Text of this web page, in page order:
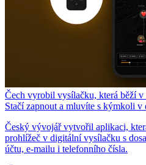
Čech vyrobil vysílačku, která běží v
Stačí zapnout a mluvíte s kýmkoli v
Český vývojář vytvořil aplikaci,
prohlížeč v digitální vysílačku s
účtu, e-mailu i telefonního čísla.